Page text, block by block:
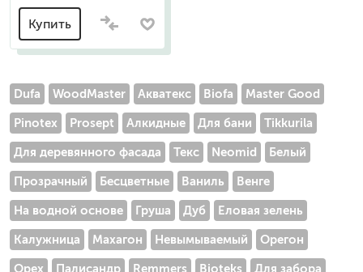
Купить
Dufa WoodMaster Акватекс Biofa Master Good
Pinotex Prosept Алкидные Для бани Tikkurila
Для деревянного фасада Текс Neomid Белый
Прозрачный Бесцветные Ваниль Венге
На водной основе Груша Дуб Еловая зелень
Калужница Махагон Невымываемый Орегон
Орех Палисандр Remmers Bioteks Для забора